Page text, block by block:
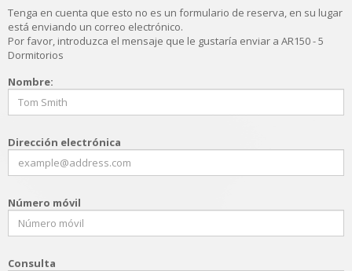
Tenga en cuenta que esto no es un formulario de reserva, en su lugar
está enviando un correo electrónico.
Por favor, introduzca el mensaje que le gustaría enviar a AR150 - 5
Dormitorios
Nombre:
Dirección electrónica
Número móvil
Consulta